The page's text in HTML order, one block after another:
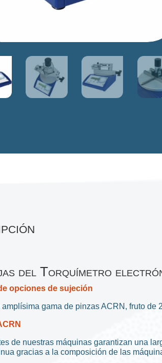
del Torquímetro
opciones de sujeción
gama de pinzas ACRN, fruto
de nuestras máquinas garantizan una
gracias a la composición de las